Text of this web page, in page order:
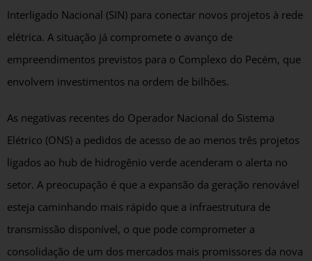
Interligado Nacional (SIN) para conectar novos projetos à rede
elétrica. A situação já compromete o avanço de
empreendimentos previstos para o Complexo do Pecém, que
envolvem investimentos na ordem de bilhões.
As negativas recentes do Operador Nacional do Sistema
Elétrico (ONS) a pedidos de acesso de ao menos três projetos
ligados ao hub de hidrogênio verde acenderam o alerta no
setor. A preocupação é que a expansão da geração renovável
esteja caminhando mais rápido que a infraestrutura de
transmissão disponível, o que pode comprometer a
consolidação de um dos mercados mais promissores da nova